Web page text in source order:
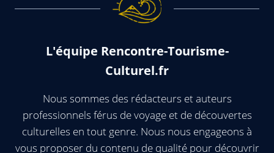
L'équipe Rencontre-Tourisme-
Culturel.fr
Nous sommes des rédacteurs et auteurs
professionnels férus de voyage et de découvertes
culturelles en tout genre. Nous nous engageons à
vous proposer du contenu de qualité pour découvrir